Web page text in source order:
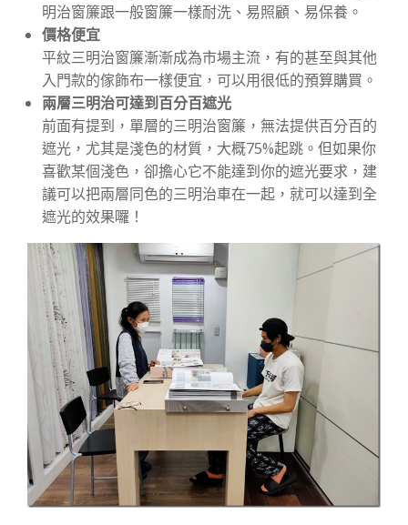
明治窗簾跟一般窗簾一樣耐洗、易照顧、易保養。
價格便宜
平紋三明治窗簾漸漸成為市場主流，有的甚至與其他
入門款的傢飾布一樣便宜，可以用很低的預算購買。
兩層三明治可達到百分百遮光
前面有提到，單層的三明治窗簾，無法提供百分百的
遮光，尤其是淺色的材質，大概75%起跳。但如果你
喜歡某個淺色，卻擔心它不能達到你的遮光要求，建
議可以把兩層同色的三明治車在一起，就可以達到全
遮光的效果囉！